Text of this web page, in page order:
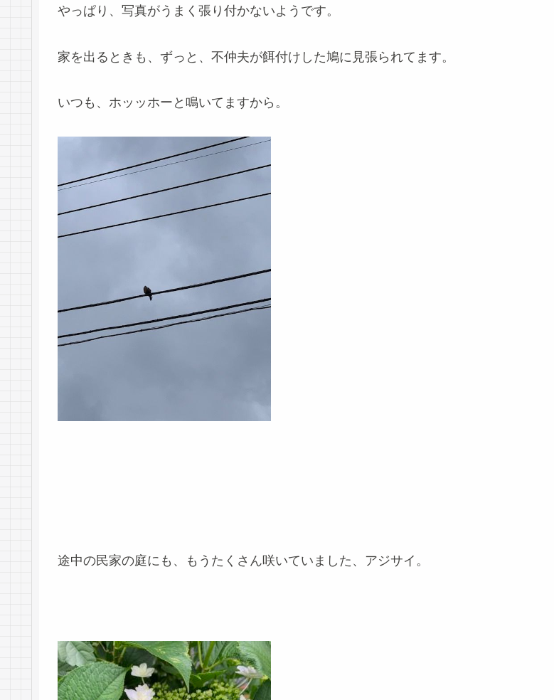
やっぱり、写真がうまく張り付かないようです。
家を出るときも、ずっと、不仲夫が餌付けした鳩に見張られてます。
いつも、ホッッホーと鳴いてますから。
途中の民家の庭にも、もうたくさん咲いていました、アジサイ。